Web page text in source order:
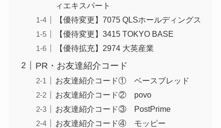
ィエキスパート
【優待変更】7075 QLSホールディングス
【優待変更】3415 TOKYO BASE
【優待拡充】2974 大英産業
PR・お友達紹介コード
お友達紹介コード① ベースブレッド
お友達紹介コード② povo
お友達紹介コード③ PostPrime
お友達紹介コード④ モッピー